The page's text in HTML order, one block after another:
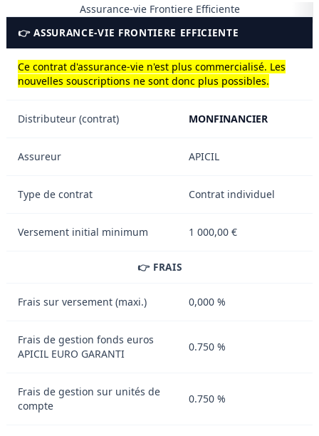
Assurance-vie Frontiere Efficiente
👉 ASSURANCE-VIE FRONTIERE EFFICIENTE
Ce contrat d'assurance-vie n'est plus commercialisé. Les
nouvelles souscriptions ne sont donc plus possibles.
Distributeur (contrat) MONFINANCIER
Assureur APICIL
Type de contrat Contrat individuel
Versement initial minimum 1 000,00 €
👉 FRAIS
Frais sur versement (maxi.) 0,000 %
Frais de gestion fonds euros
APICIL EURO GARANTI
0.750 %
Frais de gestion sur unités de
compte
0.750 %